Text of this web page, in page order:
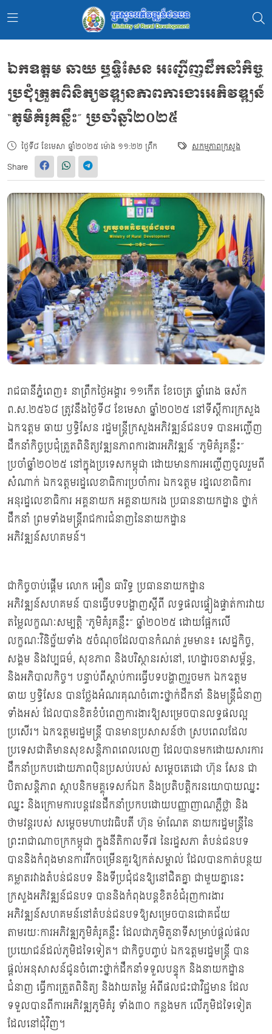
ឯកឧត្តម ឆាយ ឫទ្ធិសែន អញ្ជើញដឹកនាំកិច្ច
ប្រជុំត្រួតពិនិត្យវឌ្ឍនភាពការងារអភិវឌ្ឍន៍
“ភូមិគំរូគន្លឹះ” ប្រចាំឆ្នាំ២០២៥
ថ្ងៃទី៨ ខែមេសា ឆ្នាំ២០២៥ ម៉ោង ១១:២២ ព្រឹក សកម្មភាពក្រសួង
Share
រាជធានីភ្នំពេញ៖ នាព្រឹកថ្ងៃអង្គារ ១១កើត ខែចេត្រ ឆ្នាំរោង ឆស័ក
ព.ស.២៥៦៨ ត្រូវនឹងថ្ងៃទី៨ ខែមេសា ឆ្នាំ២០២៥ នៅទីស្ដីការក្រសួង
ឯកឧត្តម ឆាយ ឫទ្ធិសែន រដ្ឋមន្រ្តីក្រសួងអភិវឌ្ឍន៍ជនបទ បានអញ្ជើញ
ដឹកនាំកិច្ចប្រជុំត្រួតពិនិត្យវឌ្ឍនភាពការងារអភិវឌ្ឍន៍ “ភូមិគំរូគន្លឹះ”
ប្រចាំឆ្នាំ២០២៥ នៅក្នុងប្រទេសកម្ពុជា ដោយមានការអញ្ជើញចូលរួមពី
សំណាក់ ឯកឧត្តមរដ្ឋលេខាធិការប្រចាំការ ឯកឧត្តម រដ្ឋលេខាធិការ
អនុរដ្ឋលេខាធិការ អគ្គនាយក អគ្គនាយករង ប្រធាននាយកដ្ឋាន ថ្នាក់
ដឹកនាំ ព្រមទាំងមន្ដ្រីរាជការជំនាញនៃនាយកដ្ឋាន
អភិវឌ្ឍន៍សហគមន៍។
ជាកិច្ចចាប់ផ្ដើម លោក អឿន ធារិទ្ធ ប្រធាននាយកដ្ឋាន
អភិវឌ្ឍន៍សហគមន៍ បានធ្វើបទបង្ហាញស្ដីពី លទ្ធផលផ្ទៀងផ្ទាត់ការវាយ
តម្លៃលក្ខណៈសម្បត្តិ “ភូមិគំរូគន្លឹះ” ឆ្នាំ២០២៥ ដោយផ្អែកលើ
លក្ខណៈវិនិច្ឆ័យទាំង ៥ចំណុចដែលបានកំណត់ រួមមាន៖ សេដ្ឋកិច្ច,
សង្គម និងវប្បធម៌, សុខភាព និងបរិស្ថានរស់នៅ, ហេដ្ឋារចនាសម្ព័ន្ធ,
និងអភិបាលកិច្ច។ បន្ទាប់ពីស្ដាប់ការធ្វើបទបង្ហាញរួចមក ឯកឧត្តម
ឆាយ ឫទ្ធិសែន បានថ្លែងអំណរគុណចំពោះថ្នាក់ដឹកនាំ និងមន្ដ្រីជំនាញ
ទាំងអស់ ដែលបានខិតខំបំពេញការងារឱ្យសម្រេចបានលទ្ធផលល្អ
ប្រសើរ។ ឯកឧត្តមរដ្ឋមន្រ្តី បានមានប្រសាសន៍ថា ស្របពេលដែល
ប្រទេសជាតិមានសុខសន្ដិភាពពេលលេញ ដែលបានមកដោយសារការ
ដឹកនាំប្រកបដោយភាពប៉ិនប្រសប់របស់ សម្តេចតេជោ ហ៊ុន សែន ជា
បិតាសន្តិភាព ស្ថាបនិកមគ្គុទេសក៍ឯក និងប្រតិបត្តិករនយោបាយឈ្នះ
ឈ្នះ និងក្រោមការបន្តវេនដឹកនាំប្រកបដោយបញ្ញាញាណភ្លឺថ្លា និង
ថាមវន្ដរបស់ សម្តេចមហាបវរធិបតី ហ៊ុន ម៉ាណែត នាយករដ្ឋមន្ត្រីនៃ
ព្រះរាជាណាចក្រកម្ពុជា ក្នុងនីតិកាលទី៧ នៃរដ្ឋសភា តំបន់ជនបទ
បាននិងកំពុងមានការរីកចម្រើនគួរឱ្យកត់សម្គាល់ ដែលបានកាត់បន្ថយ
គម្លាតរវាងតំបន់ជនបទ និងទីប្រជុំជនឱ្យនៅជិតគ្នា ជាមួយគ្នានេះ
ក្រសួងអភិវឌ្ឍន៍ជនបទ បាននិងកំពុងបន្ដខិតខំជំរុញការងារ
អភិវឌ្ឍន៍សហគមន៍នៅតំបន់ជនបទឱ្យសម្រេចបានជោគជ័យ
តាមរយៈការអភិវឌ្ឍភូមិគំរូគន្លឹះ ដែលជាភូមិតួនាទីសម្រាប់ផ្ដល់ផល
ប្រយោជន៍ដល់ភូមិដទៃទៀត។ ជាកិច្ចបញ្ចប់ ឯកឧត្តមរដ្ឋមន្ដ្រី បាន
ផ្ដល់អនុសាសន៍ជូនចំពោះថ្នាក់ដឹកនាំទទួលបន្ទុក និងនាយកដ្ឋាន
ជំនាញ ធ្វើការត្រួតពិនិត្យ និងវាយតម្លៃ អំពីផលជះជាវិជ្ជមាន ដែល
ទទួលបានពីការអភិវឌ្ឍភូមិគំរូ ទាំង៣០ កន្លងមក លើភូមិដទៃទៀត
ដែលនៅជុំវិញ។